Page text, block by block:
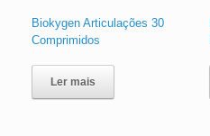
Biokygen Articulações 30
Comprimidos
Ler mais